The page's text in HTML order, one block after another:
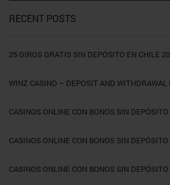
RECENT POSTS
25 GIROS GRATIS SIN DEPÓSITO EN CHILE
WINZ CASINO – DEPOSIT AND
CASINOS ONLINE CON BONOS SIN
CASINOS ONLINE CON BONOS SIN
CASINOS ONLINE CON BONOS SIN